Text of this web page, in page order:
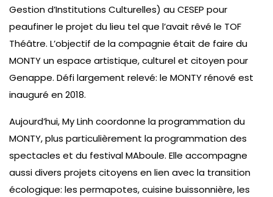
Gestion d’Institutions Culturelles) au CESEP pour
peaufiner le projet du lieu tel que l’avait rêvé le TOF
Théâtre. L’objectif de la compagnie était de faire du
MONTY un espace artistique, culturel et citoyen pour
Genappe. Défi largement relevé: le MONTY rénové est
inauguré en 2018.
Aujourd’hui, My Linh coordonne la programmation du
MONTY, plus particulièrement la programmation des
spectacles et du festival MAboule. Elle accompagne
aussi divers projets citoyens en lien avec la transition
écologique: les permapotes, cuisine buissonnière, les